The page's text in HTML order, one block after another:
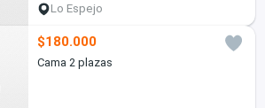
Lo Espejo
$180.000
Cama 2 plazas